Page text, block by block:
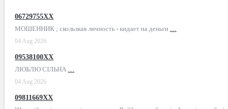
06729755XX
МОШЕННИК ; скользкая личность - кидает на деньги …
04 Aug 2026
09538100XX
ЛЮБЛЮ СІЛЬНА …
04 Aug 2026
09811669XX